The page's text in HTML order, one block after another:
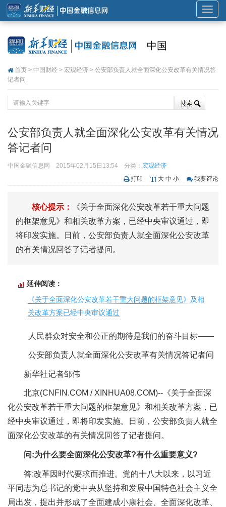
展
开
导
中国
首页 > 中国财经 > 宏观经济 > 公安部负责人就全面深化公安改革有关情况答
记者问
公安部负责人就全面深化公安改革有关情况
答记者问
中国金融信息网 2015年02月15日13:54 分类： 宏观经济
打印
大 中 小 我要评论
核心提示：
《关于全面深化公安改革若干重大问题
的框架意见》和相关改革方案，已经中央审议通过，即
将印发实施。日前，公安部负责人就全面深化公安改革
的有关情况回答了记者提问。
延伸阅读：
《关于全面深化公安改革若干重大问题的框架意见》及相
关改革方案已经中央审议通过
人民群众对安全和公正的期待是我们的奋斗目标——
公安部负责人就全面深化公安改革有关情况答记者问
新华社记者邹伟
北京(CNFIN.COM / XINHUA08.COM)--《关于全面深
化公安改革若干重大问题的框架意见》和相关改革方案，已
经中央审议通过，即将印发实施。日前，公安部负责人就全
面深化公安改革的有关情况回答了记者提问。
问:为什么要全面深化公安改革?有什么重要意义?
答:改革因时代要求而推进。党的十八大以来，以习近
平同志为总书记的党中央从坚持和发展中国特色社会主义全
局出发，提出并形成了全面建成小康社会、全面深化改革、